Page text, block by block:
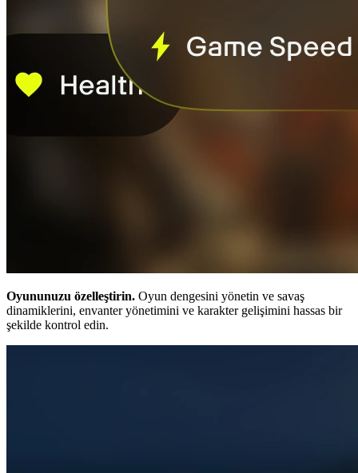
Oyununuzu özelleştirin. Oyun dengesini yönetin ve savaş
dinamiklerini, envanter yönetimini ve karakter gelişimini hassas bir
şekilde kontrol edin.